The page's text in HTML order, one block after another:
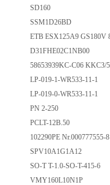
SD160
SSM1D26BD
ETB ESX125A9 GS180V
D31FHE02C1NB00
58653939KC-C06 KKC3/
LP-019-1-WR533-11-1
LP-019-0-WR533-11-1
PN 2-250
PCLT-12B.50
102290PE Nr.000777555-
SPV10A1G1A12
SO-T T-1.0-SO-T-415-6
VMY160L10N1P